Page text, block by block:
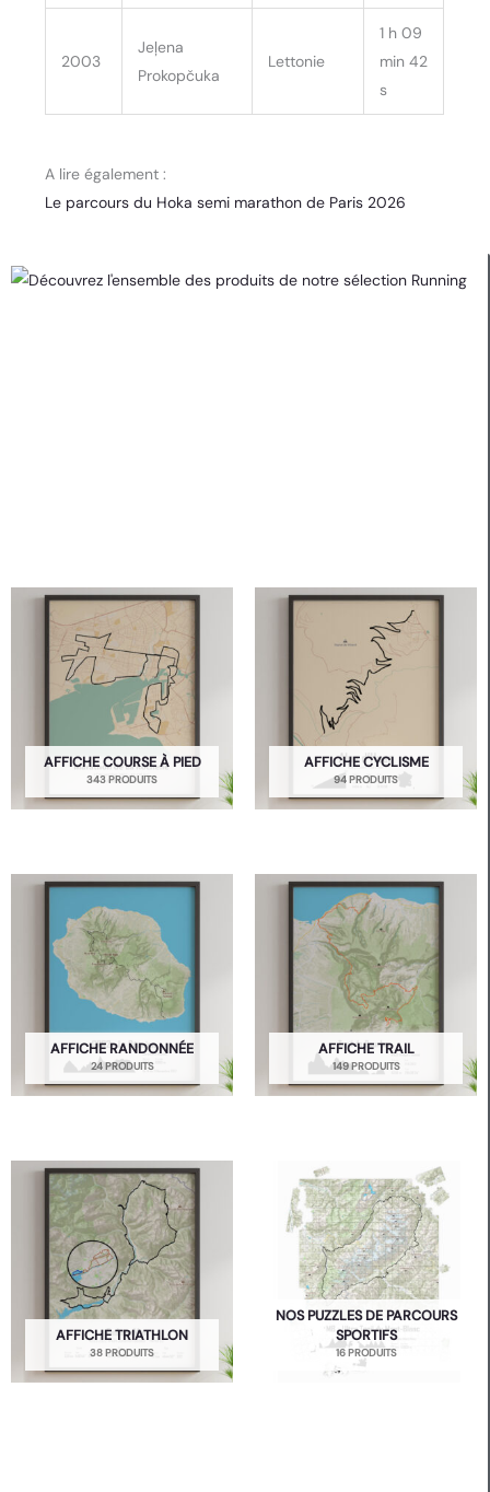
2003
Jeļena
Prokopčuka
Lettonie
1 h 09
min 42
s
A lire également :
Le parcours du Hoka semi marathon de Paris 2026
AFFICHE COURSE À PIED
343 PRODUITS
AFFICHE CYCLISME
94 PRODUITS
AFFICHE RANDONNÉE
24 PRODUITS
AFFICHE TRAIL
149 PRODUITS
AFFICHE TRIATHLON
38 PRODUITS
NOS PUZZLES DE PARCOURS
SPORTIFS
16 PRODUITS